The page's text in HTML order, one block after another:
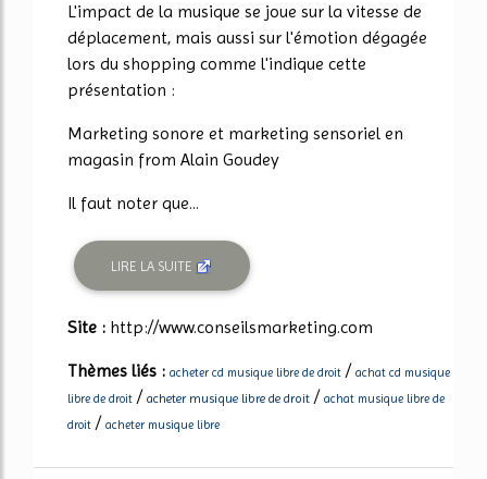
L'impact de la musique se joue sur la vitesse de
déplacement, mais aussi sur l'émotion dégagée
lors du shopping comme l'indique cette
présentation :
Marketing sonore et marketing sensoriel en
magasin from Alain Goudey
Il faut noter que...
LIRE LA SUITE
Site : http://www.conseilsmarketing.com
Thèmes liés : acheter cd musique libre de droit / achat cd musique
libre de droit / acheter musique libre de droit / achat musique libre de
droit / acheter musique libre